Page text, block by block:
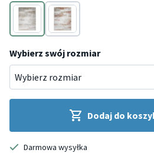
KremowyKremowy
Wybierz swój rozmiar
Dodaj do
Darmowa wysyłka